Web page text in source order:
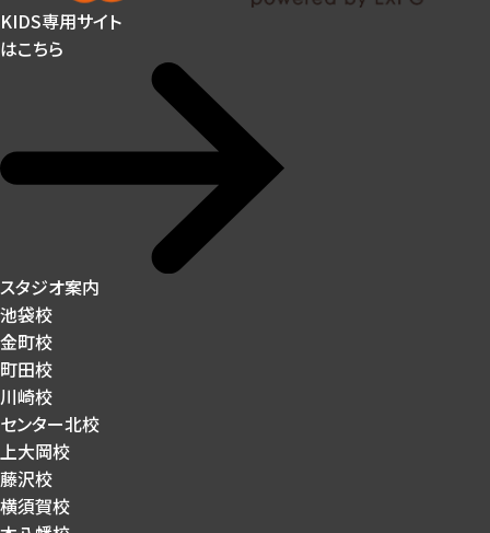
KIDS専用サイト
はこちら
スタジオ案内
池袋校
金町校
町田校
川崎校
センター北校
上大岡校
藤沢校
横須賀校